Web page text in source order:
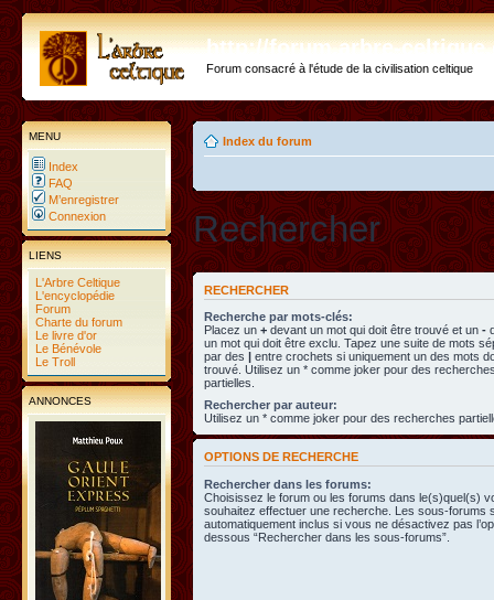
http://forum.arbre-
Forum consacré à l'étude de la civilisation celtique
MENU
Index
FAQ
M’enregistrer
Connexion
LIENS
L'Arbre Celtique
L'encyclopédie
Forum
Charte du forum
Le livre d'or
Le Bénévole
Le Troll
ANNONCES
Index du forum
Rechercher
RECHERCHER
Recherche par mots-clés:
Placez un + devant un mot qui doit être trouvé et un -
un mot qui doit être exclu. Tapez une suite de mots
par des | entre crochets si uniquement un des mots
trouvé. Utilisez un * comme joker pour des
partielles.
Rechercher par auteur:
Utilisez un * comme joker pour des recherches
OPTIONS DE RECHERCHE
Rechercher dans les forums:
Choisissez le forum ou les forums dans le(s)quel(s)
souhaitez effectuer une recherche. Les sous-forums
automatiquement inclus si vous ne désactivez pas
dessous “Rechercher dans les sous-forums”.